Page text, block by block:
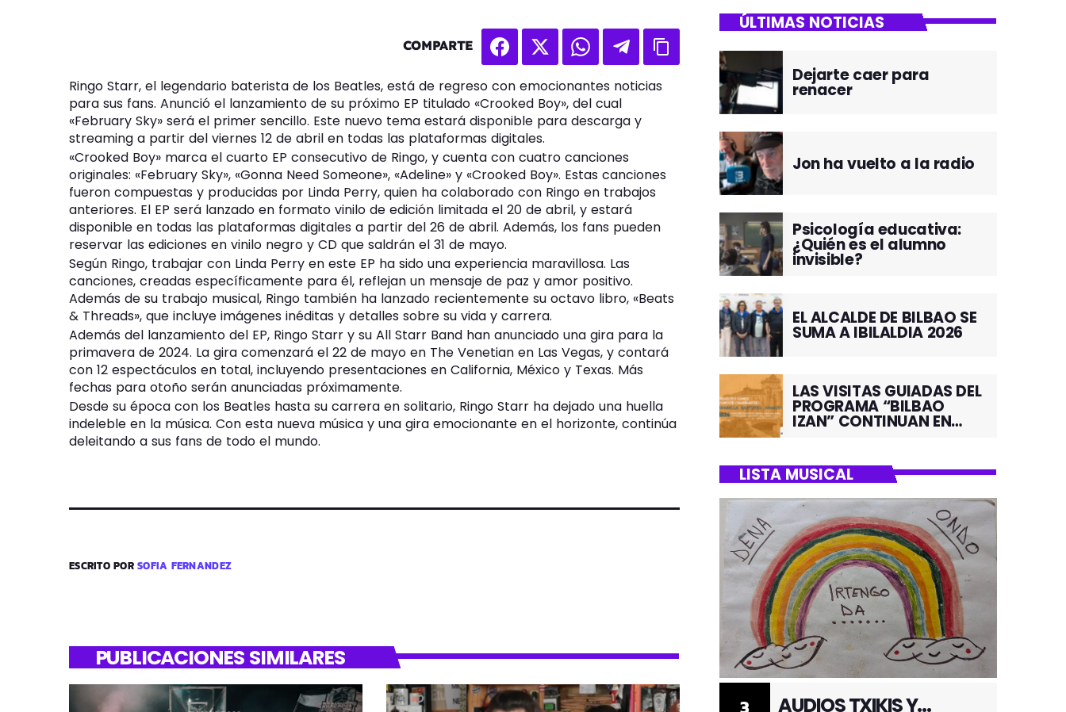
COMPARTE
Ringo Starr, el legendario baterista de los Beatles, está de regreso con emocionantes noticias
para sus fans. Anunció el lanzamiento de su próximo EP titulado «Crooked Boy», del cual
«February Sky» será el primer sencillo. Este nuevo tema estará disponible para descarga y
streaming a partir del viernes 12 de abril en todas las plataformas digitales.
«Crooked Boy» marca el cuarto EP consecutivo de Ringo, y cuenta con cuatro canciones
originales: «February Sky», «Gonna Need Someone», «Adeline» y «Crooked Boy». Estas canciones
fueron compuestas y producidas por Linda Perry, quien ha colaborado con Ringo en trabajos
anteriores. El EP será lanzado en formato vinilo de edición limitada el 20 de abril, y estará
disponible en todas las plataformas digitales a partir del 26 de abril. Además, los fans pueden
reservar las ediciones en vinilo negro y CD que saldrán el 31 de mayo.
Según Ringo, trabajar con Linda Perry en este EP ha sido una experiencia maravillosa. Las
canciones, creadas específicamente para él, reflejan un mensaje de paz y amor positivo.
Además de su trabajo musical, Ringo también ha lanzado recientemente su octavo libro, «Beats
& Threads», que incluye imágenes inéditas y detalles sobre su vida y carrera.
Además del lanzamiento del EP, Ringo Starr y su All Starr Band han anunciado una gira para la
primavera de 2024. La gira comenzará el 22 de mayo en The Venetian en Las Vegas, y contará
con 12 espectáculos en total, incluyendo presentaciones en California, México y Texas. Más
fechas para otoño serán anunciadas próximamente.
Desde su época con los Beatles hasta su carrera en solitario, Ringo Starr ha dejado una huella
indeleble en la música. Con esta nueva música y una gira emocionante en el horizonte, continúa
deleitando a sus fans de todo el mundo.
ESCRITO PORSOFIA FERNANDEZ
PUBLICACIONES SIMILARES
ÚLTIMAS NOTICIAS
Dejarte caer para
renacer
Jon ha vuelto a la radio
Psicología educativa:
¿Quién es el alumno
invisible?
EL ALCALDE DE BILBAO SE
SUMA A IBILALDIA 2026
LAS VISITAS GUIADAS DEL
PROGRAMA “BILBAO
IZAN” CONTINUAN EN
LISTA MUSICAL
AUDIOS TXIKIS Y